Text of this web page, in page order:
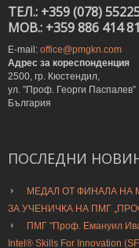
ТЕЛ.: +359 (078)
MOB.: +359 886 414
E-mail: office@pmgkn.com
Адрес за кореспонденция
2500, гр. Кюстендил,
ул. ”Проф. Георги
България
ПОСЛЕДНИ
МЕДАЛ ОТ ФИНАЛА НА
ЗА УЧЕНИЧКА НА ПМГ
ПМГ "Проф. Емануил
Intel® Skills For Innovation